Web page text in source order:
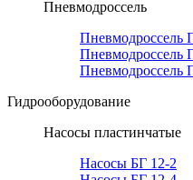
Пневмодроссель
Пневмодроссель
Пневмодроссель
Гидрооборудование
Насосы пластинчатые
Насосы БГ 12-2